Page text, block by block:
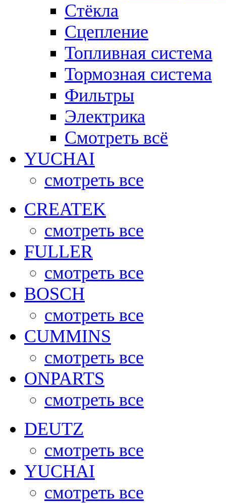
Стёкла
Сцепление
Топливная система
Тормозная система
Фильтры
Электрика
Смотреть всё
YUCHAI
смотреть все
CREATEK
смотреть все
FULLER
смотреть все
BOSCH
смотреть все
CUMMINS
смотреть все
ONPARTS
смотреть все
DEUTZ
смотреть все
YUCHAI
смотреть все